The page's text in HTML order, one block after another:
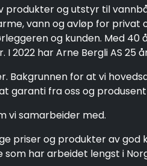
produkter og utstyr til
vann og avløp for privat
og kunden. Med 40
har Arne Bergli AS 25
for at vi
garanti fra oss og produsent
vi samarbeider med.
priser og produkter av god
har arbeidet lengst i